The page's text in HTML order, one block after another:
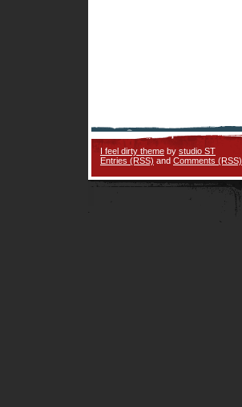
I feel dirty theme by studio ST
Entries (RSS) and Comments (RSS)